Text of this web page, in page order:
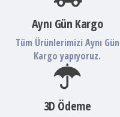
Aynı Gün Kargo
Tüm Ürünlerimizi Aynı Gün
Kargo yapıyoruz.
3D Ödeme